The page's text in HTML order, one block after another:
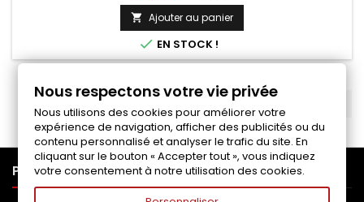
de
base
 Ajouter au panier
 EN STOCK !
PRODUITS
Nous respectons votre vie privée
Nous utilisons des cookies pour améliorer votre
expérience de navigation, afficher des publicités ou du
contenu personnalisé et analyser le trafic du site. En
cliquant sur le bouton « Accepter tout », vous indiquez
votre consentement à notre utilisation des cookies.